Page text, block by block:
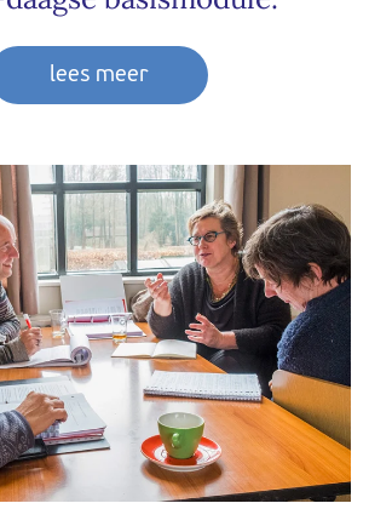
lees meer